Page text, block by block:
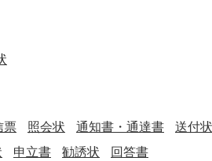
票 照会状 通知書・通達書 送付
申立書 勧誘状 回答書